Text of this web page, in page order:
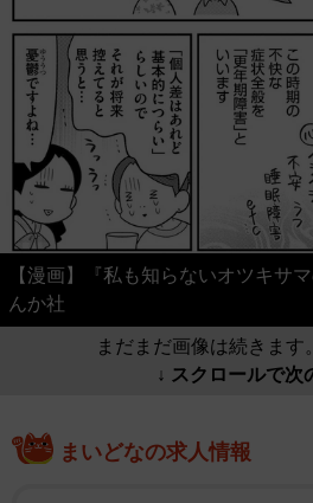
【漫画】『私も知らないオツキ
んか社
まだまだ画像は続きます
↓ スクロールで次
まいどなの求人情報